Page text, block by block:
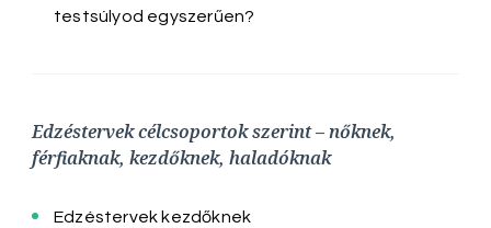
testsúlyod egyszerűen?
Edzéstervek célcsoportok szerint – nőknek,
férfiaknak, kezdőknek, haladóknak
Edzéstervek kezdőknek